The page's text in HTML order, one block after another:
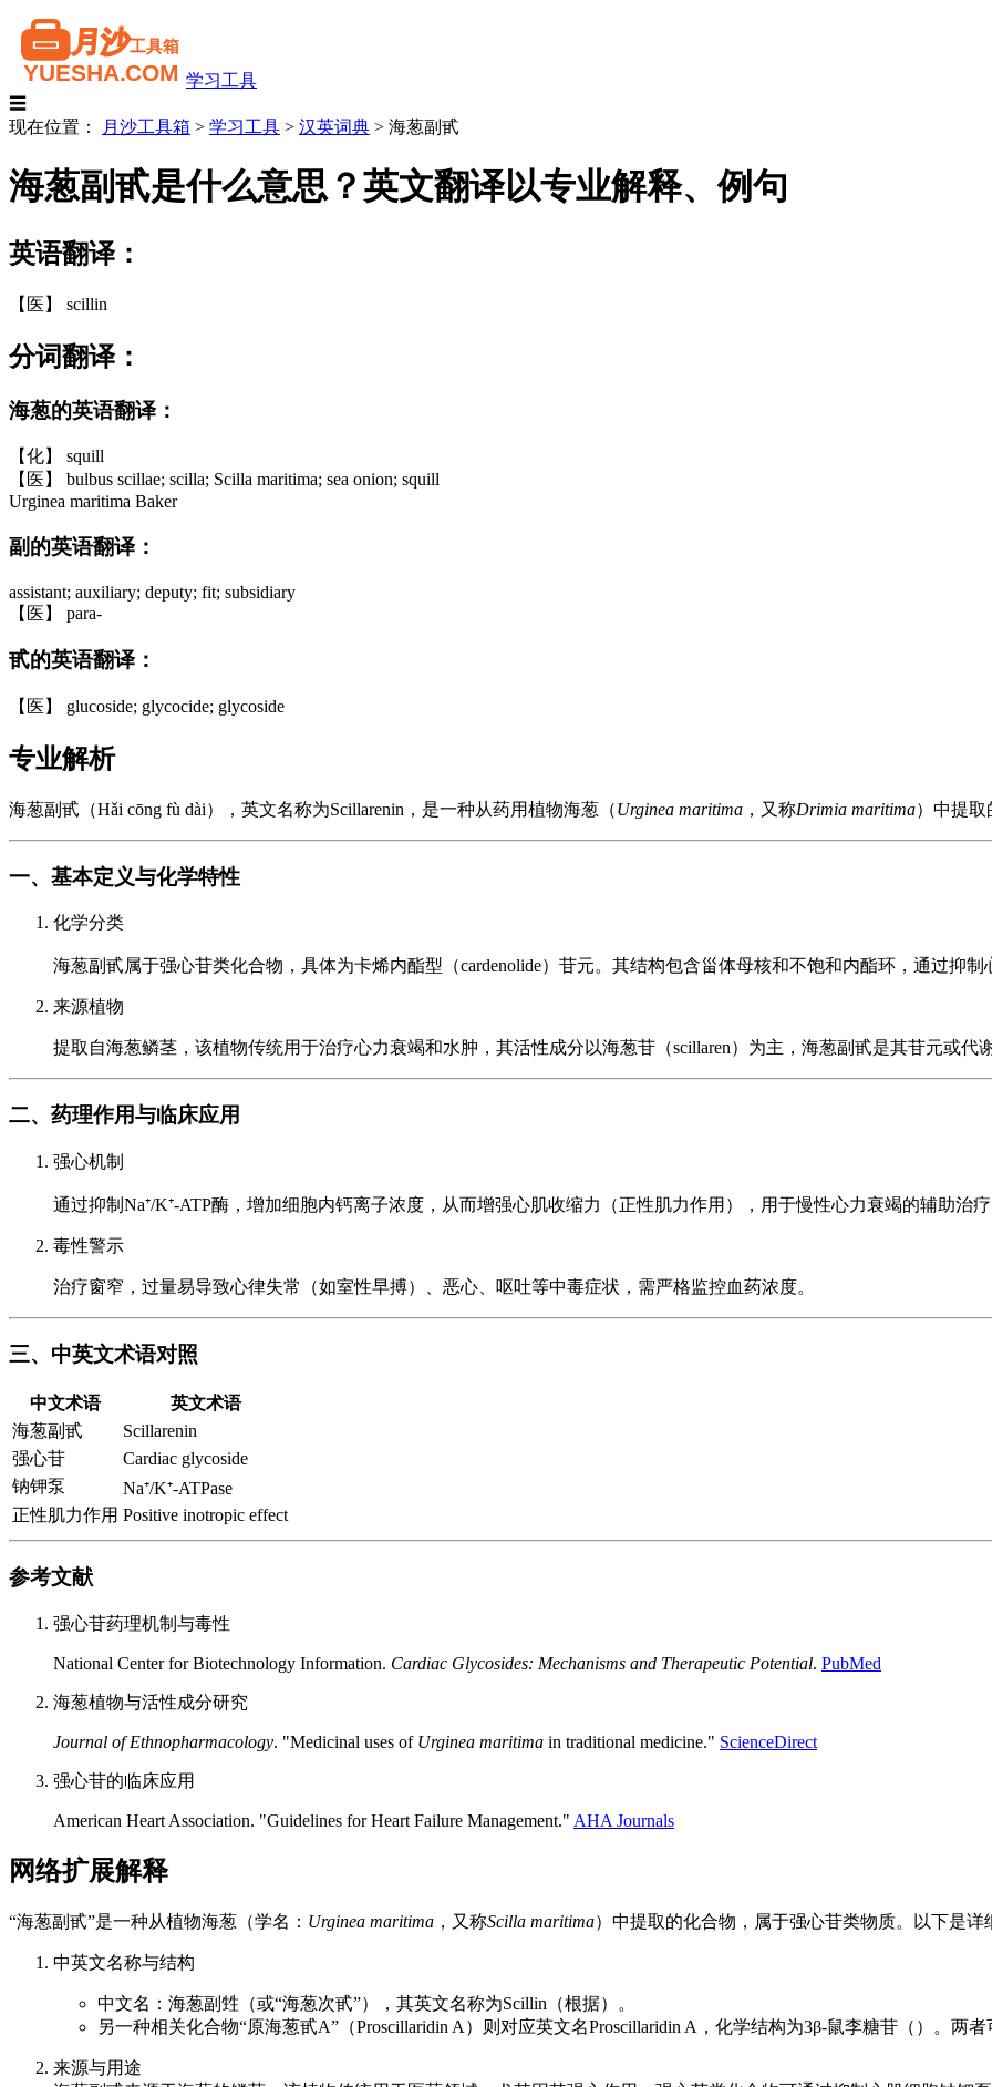
学习工具
☰
现在位置：
月沙工具箱 > 学习工具 > 汉英词典 > 海葱副甙
海葱副甙是什么意思？英文翻译以专业解释、例句
英语翻译：
【医】 scillin
分词翻译：
海葱的英语翻译：
【化】 squill
【医】 bulbus scillae; scilla; Scilla maritima; sea onion; squill
Urginea maritima Baker
副的英语翻译：
assistant; auxiliary; deputy; fit; subsidiary
【医】 para-
甙的英语翻译：
【医】 glucoside; glycocide; glycoside
专业解析
海葱副甙（Hǎi cōng fù dài），英文名称为Scillarenin，是一种从药用植物海葱（Urginea maritima ，又称Drimia maritima）中提取
一、基本定义与化学特性
化学分类
海葱副甙属于强心苷类化合物，具体为卡烯内酯型（cardenolide）苷元。其结构包含甾体母核和不饱和内酯环，通过抑
来源植物
提取自海葱鳞茎，该植物传统用于治疗心力衰竭和水肿，其活性成分以海葱苷（scillaren）为主，海葱副甙是其苷元或代
二、药理作用与临床应用
强心机制
通过抑制Na⁺/K⁺-ATP酶，增加细胞内钙离子浓度，从而增强心肌收缩力（正性肌力作用），用于慢性心力衰竭的辅助治
毒性警示
治疗窗窄，过量易导致心律失常（如室性早搏）、恶心、呕吐等中毒症状，需严格监控血药浓度。
三、中英文术语对照
中文术语
英文术语
海葱副甙
Scillarenin
强心苷
Cardiac glycoside
钠钾泵
Na⁺/K⁺-ATPase
正性肌力作用 Positive inotropic effect
参考文献
强心苷药理机制与毒性
National Center for Biotechnology Information. Cardiac Glycosides: Mechanisms and Therapeutic Potential. PubMed
海葱植物与活性成分研究
Journal of Ethnopharmacology. "Medicinal uses of Urginea maritima in traditional medicine." ScienceDirect
强心苷的临床应用
American Heart Association. "Guidelines for Heart Failure Management." AHA Journals
网络扩展解释
“海葱副甙”是一种从植物海葱（学名： Urginea maritima ，又称Scilla maritima）中提取的化合物，属于强心苷类物质。以下是详
中英文名称与结构
中文名：海葱副甡（或“海葱次甙”），其英文名称为Scillin（根据）。
另一种相关化合物“原海葱甙A”（Proscillaridin A）则对应英文名Proscillaridin A，化学结构为3β-鼠李糖苷（）。两
来源与用途